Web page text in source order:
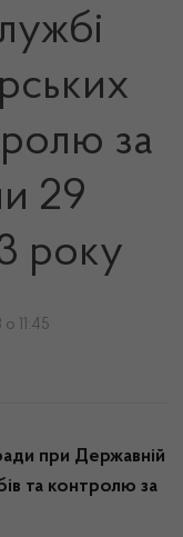
за
29
року
11:45
при Державній
та контролю за